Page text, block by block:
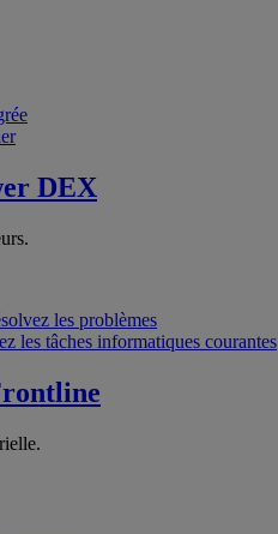
DEX
les problèmes
les tâches informatiques courantes